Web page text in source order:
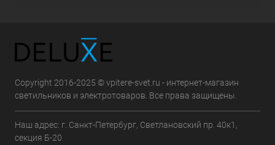
Copyright 2016-2025 © vpitere-svet.ru - интернет-магазин
светильников и электротоваров. Все права защищены.
Наш адрес: г. Санкт-Петербург, Светлановский пр. 40к1,
секция Б-20